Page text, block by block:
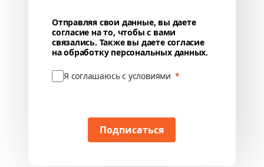
Отправляя свои данные, вы даете
согласие на то, чтобы с вами
связались. Также вы даете согласие
на обработку персональных данных.
Я соглашаюсь с условиями
Подписаться